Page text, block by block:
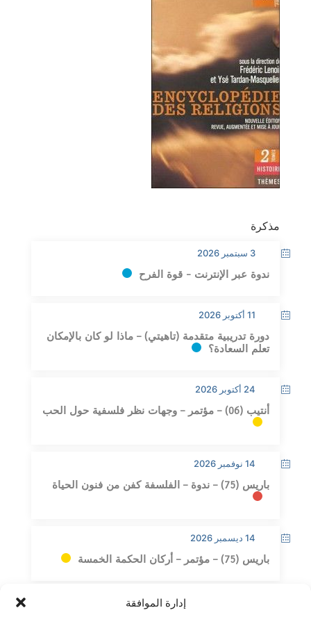
إدارة الموافقة
مذكرة
3 سبتمبر 2026
ندوة عبر الإنترنت - قوة الفرح
11 أكتوبر 2026
دورة تدريبية متقدمة (تاهيتي) – ماذا لو كان بالإمكان
تعلم السعادة؟
24 أكتوبر 2026
أنتيب (06) – مؤتمر – وجهات نظر فلسفية حول الحب
14 نوفمبر 2026
باريس (75) – ندوة – الفلسفة كفن من فنون الحياة
14 ديسمبر 2026
باريس (75) – مؤتمر – أركان الحكمة الخمسة